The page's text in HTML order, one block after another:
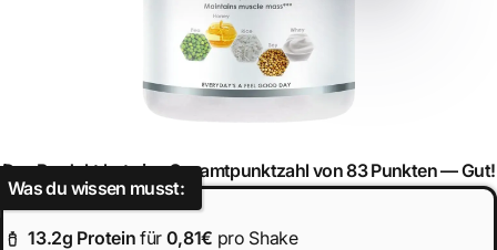
Das Produkt hat eine Gesamtpunktzahl von 83 Punkten —Gut!
Was du wissen musst:
13.2g Protein für 0,81€ pro Shake